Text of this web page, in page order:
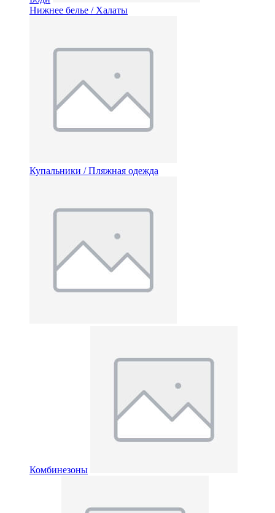
Нижнее белье / Халаты
Купальники / Пляжная одежда
Комбинезоны